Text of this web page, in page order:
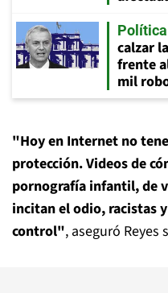
Política
calzar
frente
mil
"Hoy en Internet no
protección. Videos de
pornografía infantil, de
incitan el odio, racistas
control", aseguró Reyes